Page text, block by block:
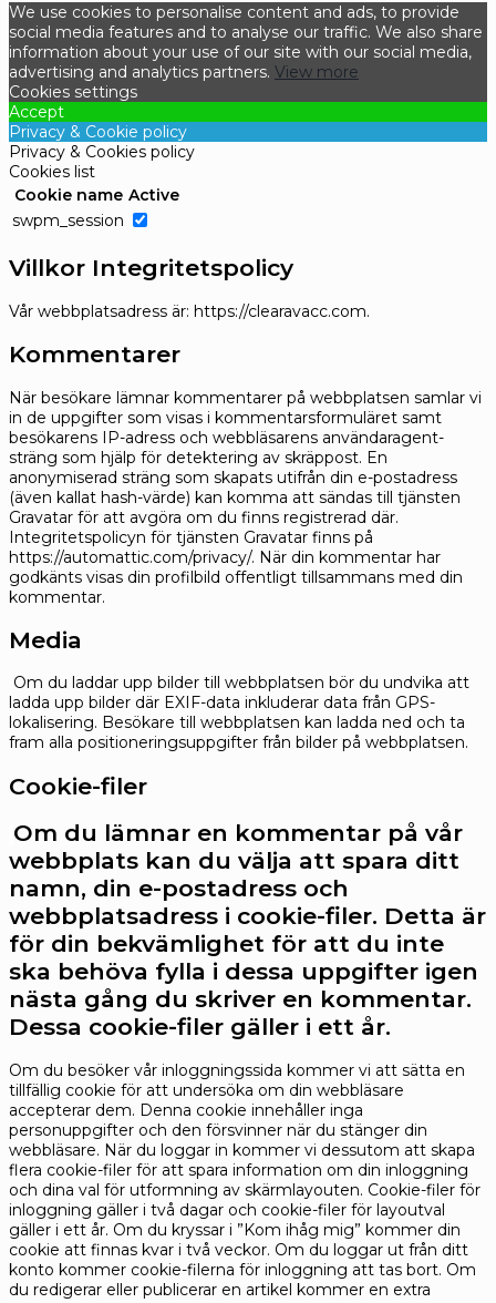
We use cookies to personalise content and ads, to provide
social media features and to analyse our traffic. We also share
information about your use of our site with our social media,
advertising and analytics partners. View more
Cookies settings
Accept
Privacy & Cookie policy
Privacy & Cookies policy
Cookies list
Cookie name Active
swpm_session
Villkor Integritetspolicy
Vår webbplatsadress är: https://clearavacc.com.
Kommentarer
När besökare lämnar kommentarer på webbplatsen samlar vi
in de uppgifter som visas i kommentarsformuläret samt
besökarens IP-adress och webbläsarens användaragent-
sträng som hjälp för detektering av skräppost. En
anonymiserad sträng som skapats utifrån din e-postadress
(även kallat hash-värde) kan komma att sändas till tjänsten
Gravatar för att avgöra om du finns registrerad där.
Integritetspolicyn för tjänsten Gravatar finns på
https://automattic.com/privacy/. När din kommentar har
godkänts visas din profilbild offentligt tillsammans med din
kommentar.
Media
Om du laddar upp bilder till webbplatsen bör du undvika att
ladda upp bilder där EXIF-data inkluderar data från GPS-
lokalisering. Besökare till webbplatsen kan ladda ned och ta
fram alla positioneringsuppgifter från bilder på webbplatsen.
Cookie-filer
Om du lämnar en kommentar på vår
webbplats kan du välja att spara ditt
namn, din e-postadress och
webbplatsadress i cookie-filer. Detta är
för din bekvämlighet för att du inte
ska behöva fylla i dessa uppgifter igen
nästa gång du skriver en kommentar.
Dessa cookie-filer gäller i ett år.
Om du besöker vår inloggningssida kommer vi att sätta en
tillfällig cookie för att undersöka om din webbläsare
accepterar dem. Denna cookie innehåller inga
personuppgifter och den försvinner när du stänger din
webbläsare. När du loggar in kommer vi dessutom att skapa
flera cookie-filer för att spara information om din inloggning
och dina val för utformning av skärmlayouten. Cookie-filer för
inloggning gäller i två dagar och cookie-filer för layoutval
gäller i ett år. Om du kryssar i ”Kom ihåg mig” kommer din
cookie att finnas kvar i två veckor. Om du loggar ut från ditt
konto kommer cookie-filerna för inloggning att tas bort. Om
du redigerar eller publicerar en artikel kommer en extra